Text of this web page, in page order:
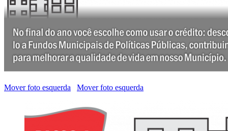
Mover foto esquerda Mover foto esquerda